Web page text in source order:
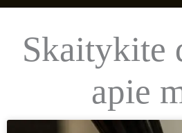
Skaitykite
apie